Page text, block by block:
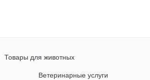
Товары для животных
Ветеринарные услуги